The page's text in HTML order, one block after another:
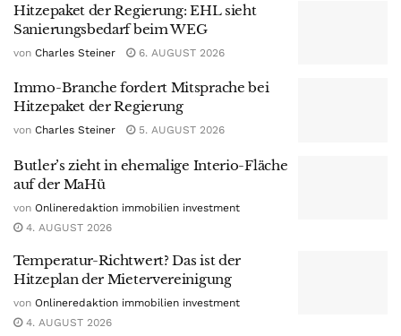
Hitzepaket der Regierung: EHL sieht
Sanierungsbedarf beim WEG
von Charles Steiner 6. AUGUST 2026
Immo-Branche fordert Mitsprache bei
Hitzepaket der Regierung
von Charles Steiner 5. AUGUST 2026
Butler’s zieht in ehemalige Interio-Fläche
auf der MaHü
von Onlineredaktion immobilien investment
4. AUGUST 2026
Temperatur-Richtwert? Das ist der
Hitzeplan der Mietervereinigung
von Onlineredaktion immobilien investment
4. AUGUST 2026